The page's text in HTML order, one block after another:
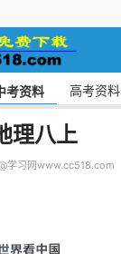
考资料 高考资料
理八上
学习网www.cc518.com